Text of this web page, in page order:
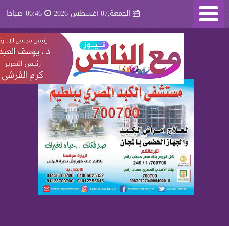
الجمعة,07 أغسطس 2026 06:46 صباحا